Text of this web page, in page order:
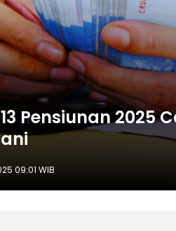
Pensiunan 2025
09:01 WIB